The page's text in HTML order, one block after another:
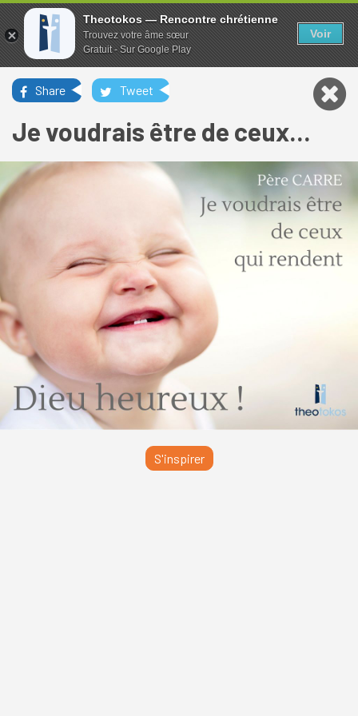
Share Tweet
Je voudrais être de ceux...
S'inspirer
Theotokos — Rencontre chrétienne
Trouvez votre âme sœur
Gratuit - Sur Google Play
Voir